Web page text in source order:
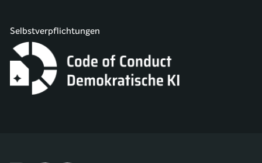
Selbstverpflichtungen